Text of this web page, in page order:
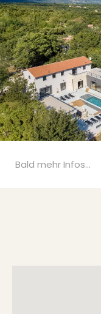
Bald mehr Infos...